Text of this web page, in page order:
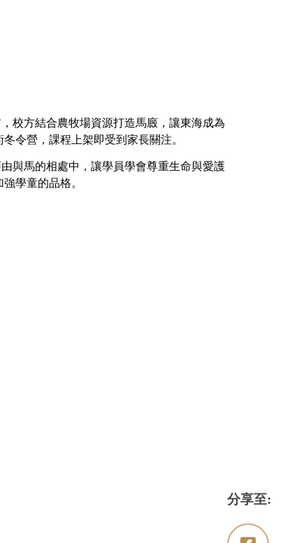
校方結合農牧場資源打造馬廄，讓東海成為
令營，課程上架即受到家長關注。
與馬的相處中，讓學員學會尊重生命與愛護
學童的品格。
分享至: